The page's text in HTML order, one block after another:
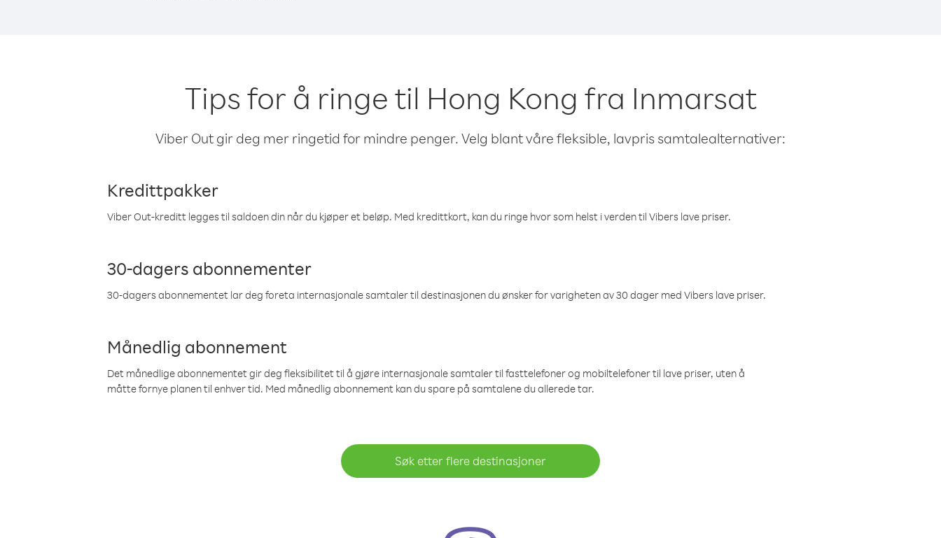
Tips for å ringe til Hong Kong fra Inmarsat
Viber Out gir deg mer ringetid for mindre penger. Velg blant våre fleksible, lavpris samtalealternativer:
Kredittpakker
Viber Out-kreditt legges til saldoen din når du kjøper et beløp. Med kredittkort, kan du ringe hvor som helst i verden til Vibers lave priser.
30-dagers abonnementer
30-dagers abonnementet lar deg foreta internasjonale samtaler til destinasjonen du ønsker for varigheten av 30 dager med Vibers lave priser.
Månedlig abonnement
Det månedlige abonnementet gir deg fleksibilitet til å gjøre internasjonale samtaler til fasttelefoner og mobiltelefoner til lave priser, uten å
måtte fornye planen til enhver tid. Med månedlig abonnement kan du spare på samtalene du allerede tar.
Søk etter flere destinasjoner